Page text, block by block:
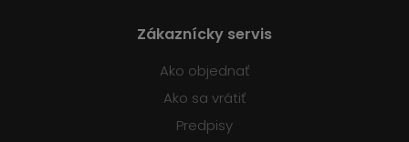
Zákaznícky servis
Ako objednať
Ako sa vrátiť
Predpisy